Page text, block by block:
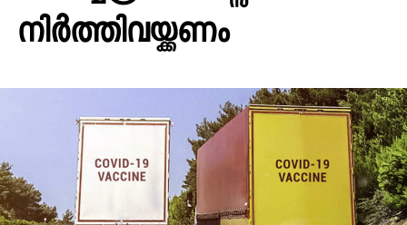
നിർത്തിവയ്ക്കണം